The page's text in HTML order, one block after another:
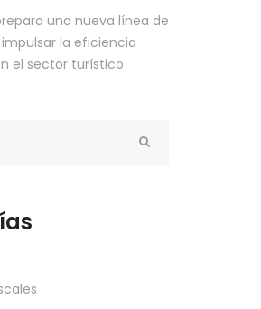
una nueva línea de
la eficiencia
el sector turístico